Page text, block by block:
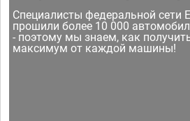
Специалисты федеральной сети
прошили более 10 000
- поэтому мы знаем, как
максимум от каждой машины!